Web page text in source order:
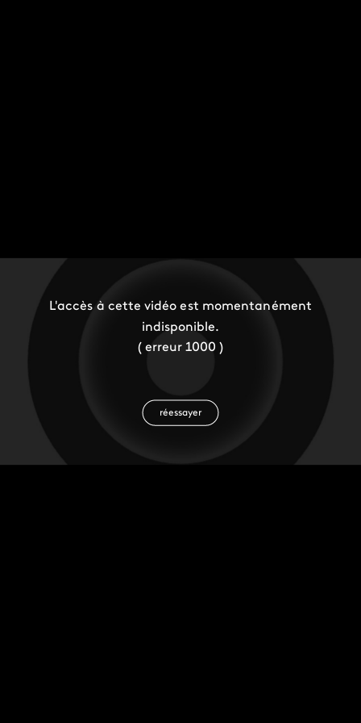
L'accès à cette vidéo est momentanément
indisponible.
( erreur 1000 )
réessayer